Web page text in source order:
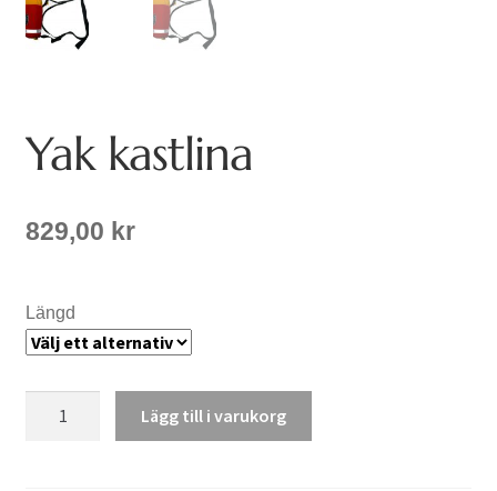
Yak kastlina
829,00 kr
Längd
Lägg till i varukorg